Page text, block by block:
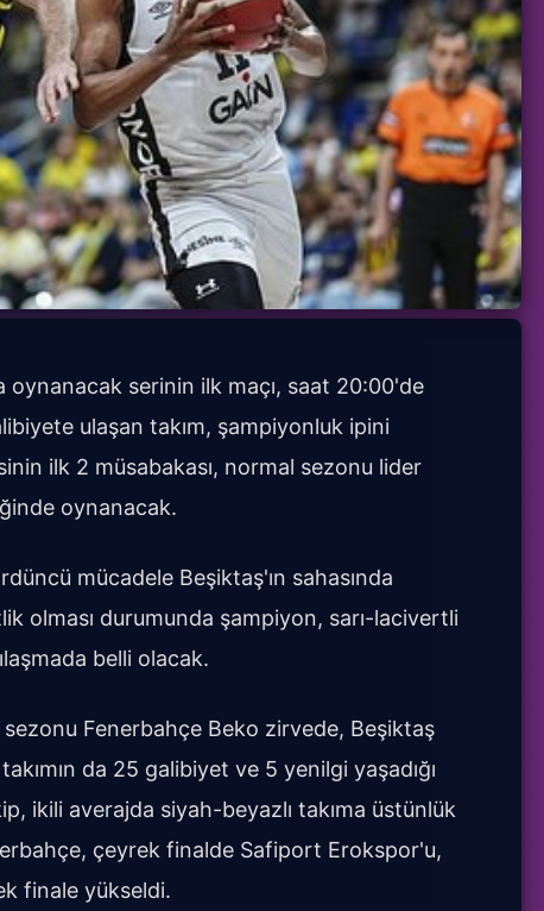
serinin ilk maçı, saat 20:00'de
ulaşan takım, şampiyonluk ipini
ilk 2 müsabakası, normal sezonu lider
oynanacak.
mücadele Beşiktaş'ın sahasında
olması durumunda şampiyon, sarı-lacivertli
belli olacak.
Fenerbahçe Beko zirvede, Beşiktaş
da 25 galibiyet ve 5 yenilgi yaşadığı
ikili averajda siyah-beyazlı takıma üstünlük
çeyrek finalde Safiport Erokspor'u,
finale yükseldi.